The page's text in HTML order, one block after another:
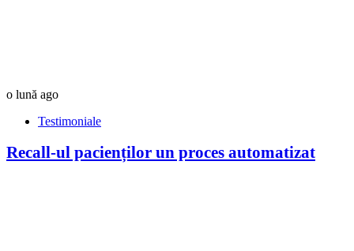
o lună ago
Testimoniale
Recall-ul pacienților un proces automatizat